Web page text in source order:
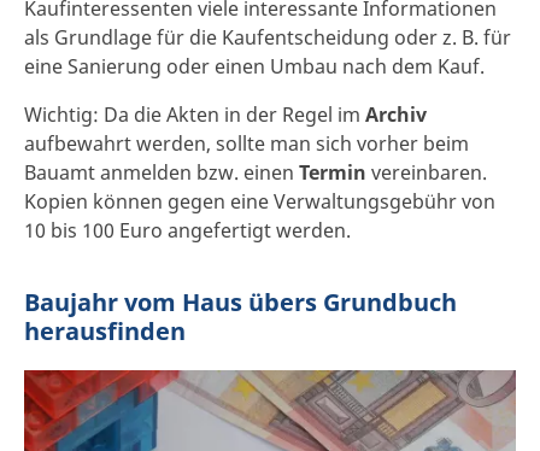
Kaufinteressenten viele interessante Informationen
als Grundlage für die Kaufentscheidung oder z. B. für
eine Sanierung oder einen Umbau nach dem Kauf.
Wichtig: Da die Akten in der Regel im Archiv
aufbewahrt werden, sollte man sich vorher beim
Bauamt anmelden bzw. einen Termin vereinbaren.
Kopien können gegen eine Verwaltungsgebühr von
10 bis 100 Euro angefertigt werden.
Baujahr vom Haus übers Grundbuch
herausfinden